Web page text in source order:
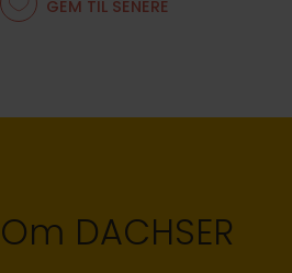
GEM TIL SENERE
Om DACHSER